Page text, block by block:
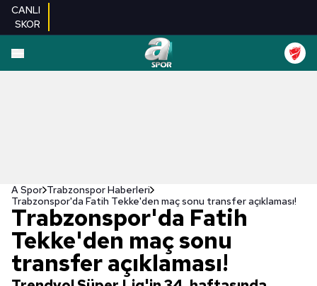
CANLI
SKOR
A Spor Trabzonspor Haberleri
Trabzonspor'da Fatih Tekke'den maç sonu transfer açıklaması!
Trabzonspor'da Fatih
Tekke'den maç sonu
transfer açıklaması!